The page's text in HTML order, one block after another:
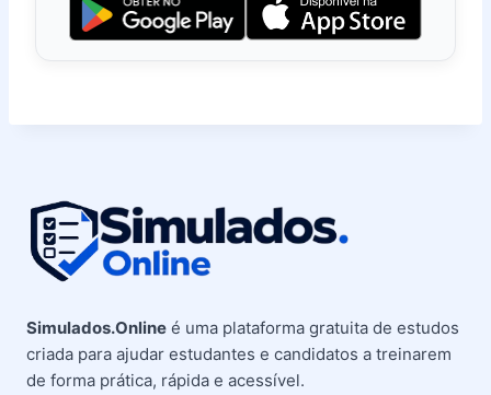
Simulados.Online é uma plataforma gratuita de estudos
criada para ajudar estudantes e candidatos a treinarem
de forma prática, rápida e acessível.